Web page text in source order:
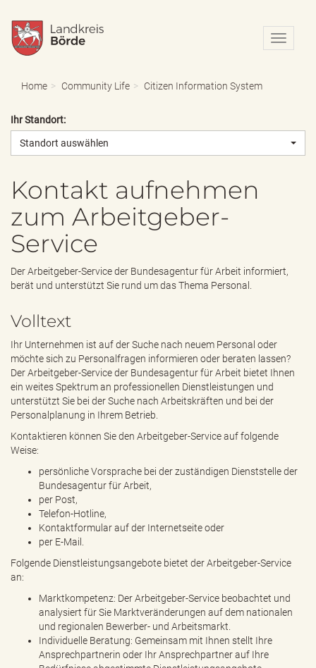
N
a
o
u
s
e
n
Home Community Life Citizen Information System
Ihr Standort:
Standort auswählen
Kontakt aufnehmen
zum Arbeitgeber-
Service
Der Arbeitgeber-Service der Bundesagentur für Arbeit informiert,
berät und unterstützt Sie rund um das Thema Personal.
Volltext
Ihr Unternehmen ist auf der Suche nach neuem Personal oder
möchte sich zu Personalfragen informieren oder beraten lassen?
Der Arbeitgeber-Service der Bundesagentur für Arbeit bietet Ihnen
ein weites Spektrum an professionellen Dienstleistungen und
unterstützt Sie bei der Suche nach Arbeitskräften und bei der
Personalplanung in Ihrem Betrieb.
Kontaktieren können Sie den Arbeitgeber-Service auf folgende
Weise:
persönliche Vorsprache bei der zuständigen Dienststelle der
Bundesagentur für Arbeit,
per Post,
Telefon-Hotline,
Kontaktformular auf der Internetseite oder
per E-Mail.
Folgende Dienstleistungsangebote bietet der Arbeitgeber-Service
an:
Marktkompetenz: Der Arbeitgeber-Service beobachtet und
analysiert für Sie Marktveränderungen auf dem nationalen
und regionalen Bewerber- und Arbeitsmarkt.
Individuelle Beratung: Gemeinsam mit Ihnen stellt Ihre
Ansprechpartnerin oder Ihr Ansprechpartner auf Ihre